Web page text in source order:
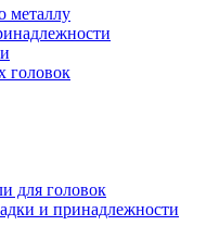
металлу
головок
для головок
и принадлежности